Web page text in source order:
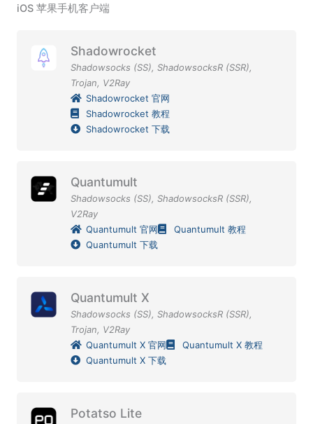
iOS 苹果手机客户端
Shadowrocket
Shadowsocks (SS), ShadowsocksR (SSR),
Trojan, V2Ray
Shadowrocket 官网
Shadowrocket 教程
Shadowrocket 下载
Quantumult
Shadowsocks (SS), ShadowsocksR (SSR),
V2Ray
Quantumult 官网
Quantumult 教程
Quantumult 下载
Quantumult X
Shadowsocks (SS), ShadowsocksR (SSR),
Trojan, V2Ray
Quantumult X 官网
Quantumult X 教程
Quantumult X 下载
Potatso Lite